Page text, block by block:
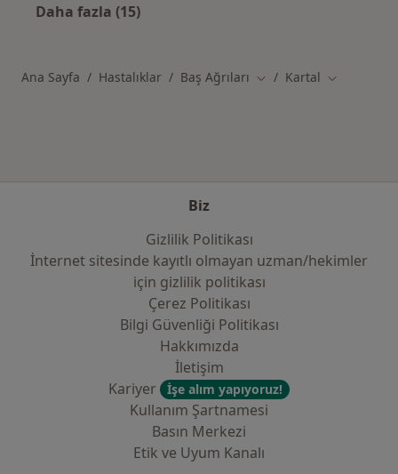
Daha fazla (15)
Ana Sayfa Hastalıklar Baş Ağrıları Şehir değiştir
Kartal Şehir
Biz
Gizlilik Politikası
İnternet sitesinde kayıtlı olmayan uzman/hekimler
i̇çin gizlilik politikası
Çerez Politikası
Bilgi Güvenliği Politikası
Hakkımızda
İletişim
Kariyer
İşe alım yapıyoruz!
Kullanım Şartnamesi
Basın Merkezi
Etik ve Uyum Kanalı